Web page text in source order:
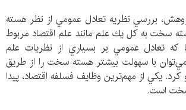
بررسي نظريه تعادل عمومي از نظر هسته
سخت به كل يك علم مانند علم اقتصاد مربوط
كه تعادل عمومي بر بسياري از نظريات علم
مي‌توان با سهولت بيشتر هسته سخت را از طريق
يكي از مهم‌ترين وظايف فسلفه اقتصاد، پيدا
است.